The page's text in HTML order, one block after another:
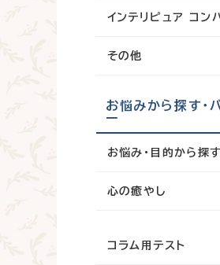
インテリピュア コン
その他
お悩みから探す・
ー
お悩み・目的から探す
心の癒やし
コラム用テスト